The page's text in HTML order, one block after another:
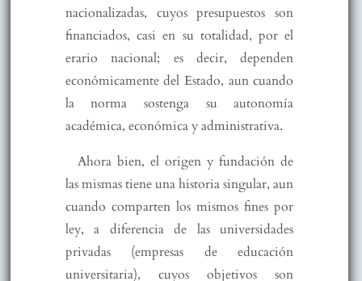
nacionalizadas, cuyos presupuestos son
financiados, casi en su totalidad, por el
erario nacional; es decir, dependen
económicamente del Estado, aun cuando
la norma sostenga su autonomía
académica, económica y administrativa.
Ahora bien, el origen y fundación de
las mismas tiene una historia singular, aun
cuando comparten los mismos fines por
ley, a diferencia de las universidades
privadas (empresas de educación
universitaria), cuyos objetivos son